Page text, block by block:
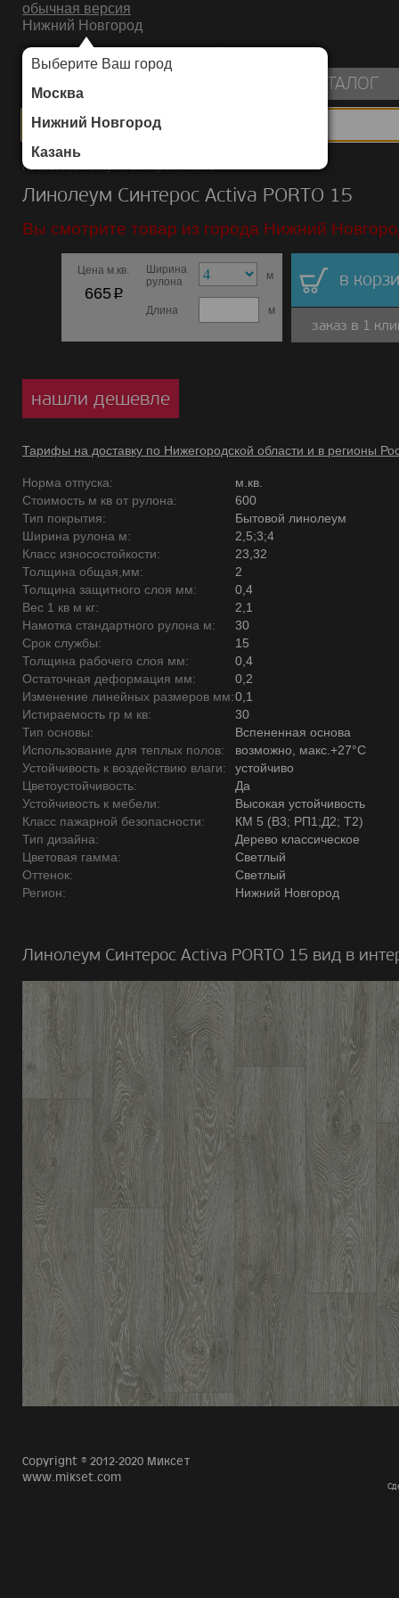
обычная версия
Нижний Новгород
Выберите Ваш город
Москва
Нижний Новгород
Казань
ИНТЕРНЕТ-МАГАЗИН НАПОЛЬНЫХ ПОКРЫТИЙ
КАТАЛОГ
Каталог/Линолеум/Синтерос/Activa
Линолеум Синтерос Activa PORTO 15
Вы смотрите товар из города Нижний
Цена м.кв.
665p
Ширина
рулона
м
Длина м
в
заказ в 1
нашли дешевле
Тарифы на доставку по Нижегородской области и в регионы
Норма отпуска:
м.кв.
Стоимость м кв от рулона:
600
Тип покрытия:
Бытовой линолеум
Ширина рулона м:
2,5;3;4
Класс износостойкости:
23,32
Толщина общая,мм:
2
Толщина защитного слоя мм:
0,4
Вес 1 кв м кг:
2,1
Намотка стандартного рулона м:
30
Срок службы:
15
Толщина рабочего слоя мм:
0,4
Остаточная деформация мм:
0,2
Изменение линейных размеров мм:0,1
Истираемость гр м кв:
30
Тип основы:
Вспененная основа
Использование для теплых полов:
возможно, макс.+27°С
Устойчивость к воздействию влаги:
устойчиво
Цветоустойчивость:
Да
Устойчивость к мебели:
Высокая устойчивость
Класс пажарной безопасности:
КМ 5 (В3; РП1;Д2; Т2)
Тип дизайна:
Дерево классическое
Цветовая гамма:
Светлый
Оттенок:
Светлый
Регион:
Нижний Новгород
Линолеум Синтерос Activa PORTO 15 вид в
Copyright © 2012-2020 Миксет
www.mikset.com